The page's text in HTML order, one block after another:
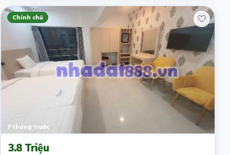
Chính chủ
7 tháng trước
3.8 Triệu